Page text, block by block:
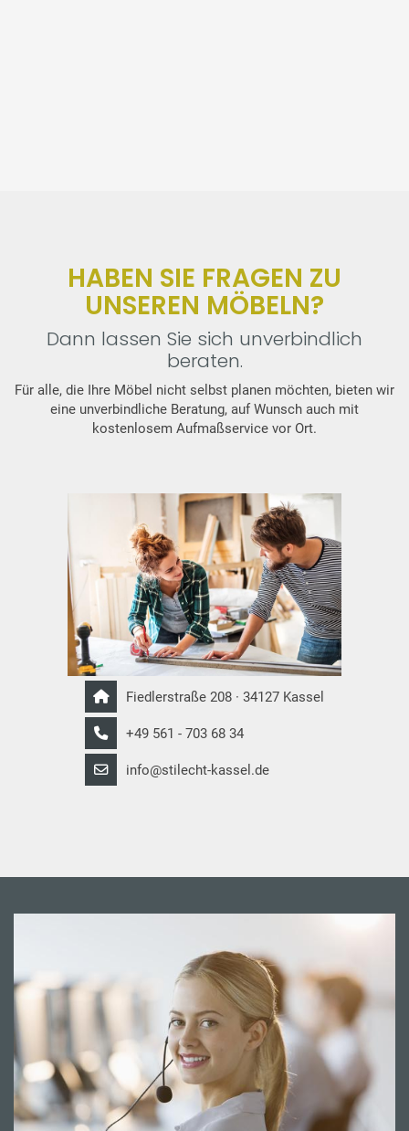
HABEN SIE FRAGEN ZU
UNSEREN MÖBELN?
Dann lassen Sie sich unverbindlich
beraten.
Für alle, die Ihre Möbel nicht selbst planen möchten, bieten wir
eine unverbindliche Beratung, auf Wunsch auch mit
kostenlosem Aufmaßservice vor Ort.
Fiedlerstraße 208 · 34127 Kassel
+49 561 - 703 68 34
info@stilecht-kassel.de